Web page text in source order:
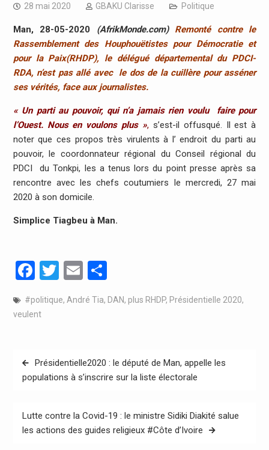
28 mai 2020 GBAKU Clarisse Politique
Man, 28-05-2020 (AfrikMonde.com)
Remonté contre le
Rassemblement des Houphouëtistes pour Démocratie et
pour la Paix(RHDP), le délégué départemental du PDCI-
RDA, n’est pas allé avec le dos de la cuillère pour asséner
ses vérités, face aux journalistes.
« Un parti au pouvoir, qui n’a jamais rien voulu faire pour
l’Ouest. Nous en voulons plus », s’est-il offusqué. Il est à
noter que ces propos très virulents à l’ endroit du parti au
pouvoir, le coordonnateur régional du Conseil régional du
PDCI du Tonkpi, les a tenus lors du point presse après sa
rencontre avec les chefs coutumiers le mercredi, 27 mai
2020 à son domicile.
Simplice Tiagbeu à Man.
Facebook
Twitter
EmailPartager
#politique, André Tia, DAN, plus RHDP, Présidentielle 2020,
veulent
Navigation
de
Présidentielle2020 : le député de Man, appelle les
populations à s’inscrire sur la liste électorale
Lutte contre la Covid-19 : le ministre Sidiki Diakité salue
les actions des guides religieux #Côte d’Ivoire